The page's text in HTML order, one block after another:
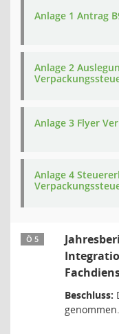
Anlage 1 Antrag
Anlage 2
Anlage 3 Flyer
Anlage 4
Ö 5
Beschluss:
genommen.